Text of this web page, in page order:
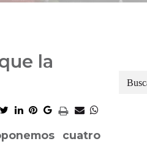
la
cuatro